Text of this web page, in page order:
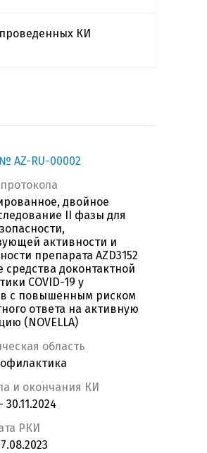
КИ
AZ-RU-00002
двойное
II фазы для
активности и
препарата AZD3152
средства доконтактной
COVID-19 у
с повышенным риском
ответа на активную
(NOVELLA)
область
и окончания КИ
30.11.2024
РКИ